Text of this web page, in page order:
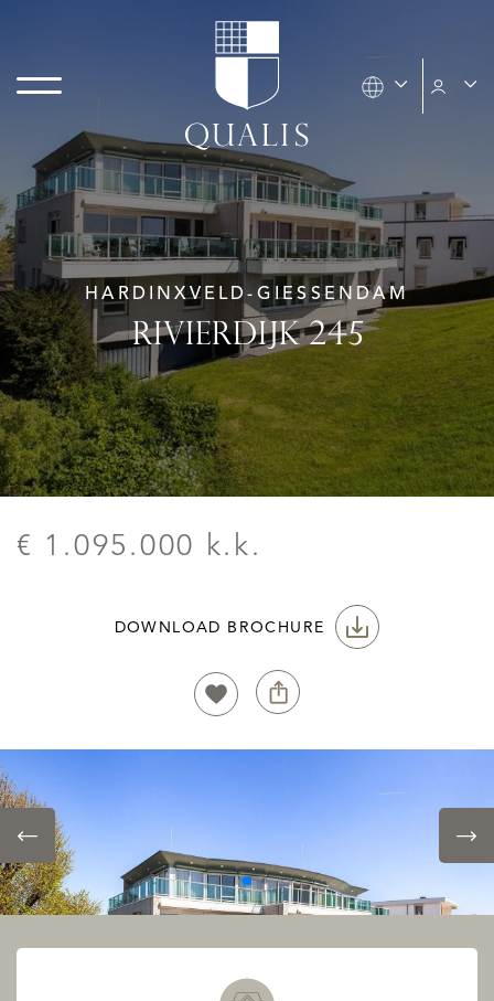
HARDINXVELD-GIESSENDAM
RIVIERDIJK 245
€ 1.095.000 k.k.
DOWNLOAD BROCHURE